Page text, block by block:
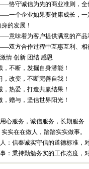
恪守诚信为先的商业准则，全
一个企业如果要健康成长，一
的发展！
意味着为客户提供满意的产品
双方合作过程中互惠互利、相
情 创新 团结 感恩
，不断，发掘自身潜能！
，改变，不断完善自我！
，热爱，打造共赢结果！
，赠与，坚信世界阳光！
心服务，诚信服务，长期服务
实在在做人，踏踏实实做事。
：信奉诚实守信的道德标准，
：秉持勤勉务实的工作态度，